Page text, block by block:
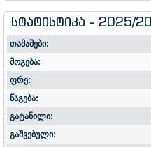
სტატისტიკა - 2025/
თამაშები:
მოგება:
ფრე:
წაგება:
გატანილი:
გაშვებული: